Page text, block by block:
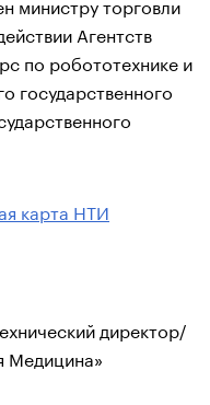
Агентств
по робототехнике и
государственного
карта НТИ
директор/
Медицина»